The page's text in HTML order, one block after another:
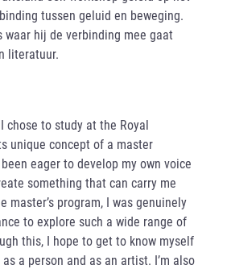
tussen geluid en beweging.
waar hij de verbinding mee gaat
literatuur.
chose to study at the Royal
unique concept of a master
eager to develop my own voice
something that can carry me
master’s program, I was genuinely
to explore such a wide range of
this, I hope to get to know myself
a person and as an artist. I’m also